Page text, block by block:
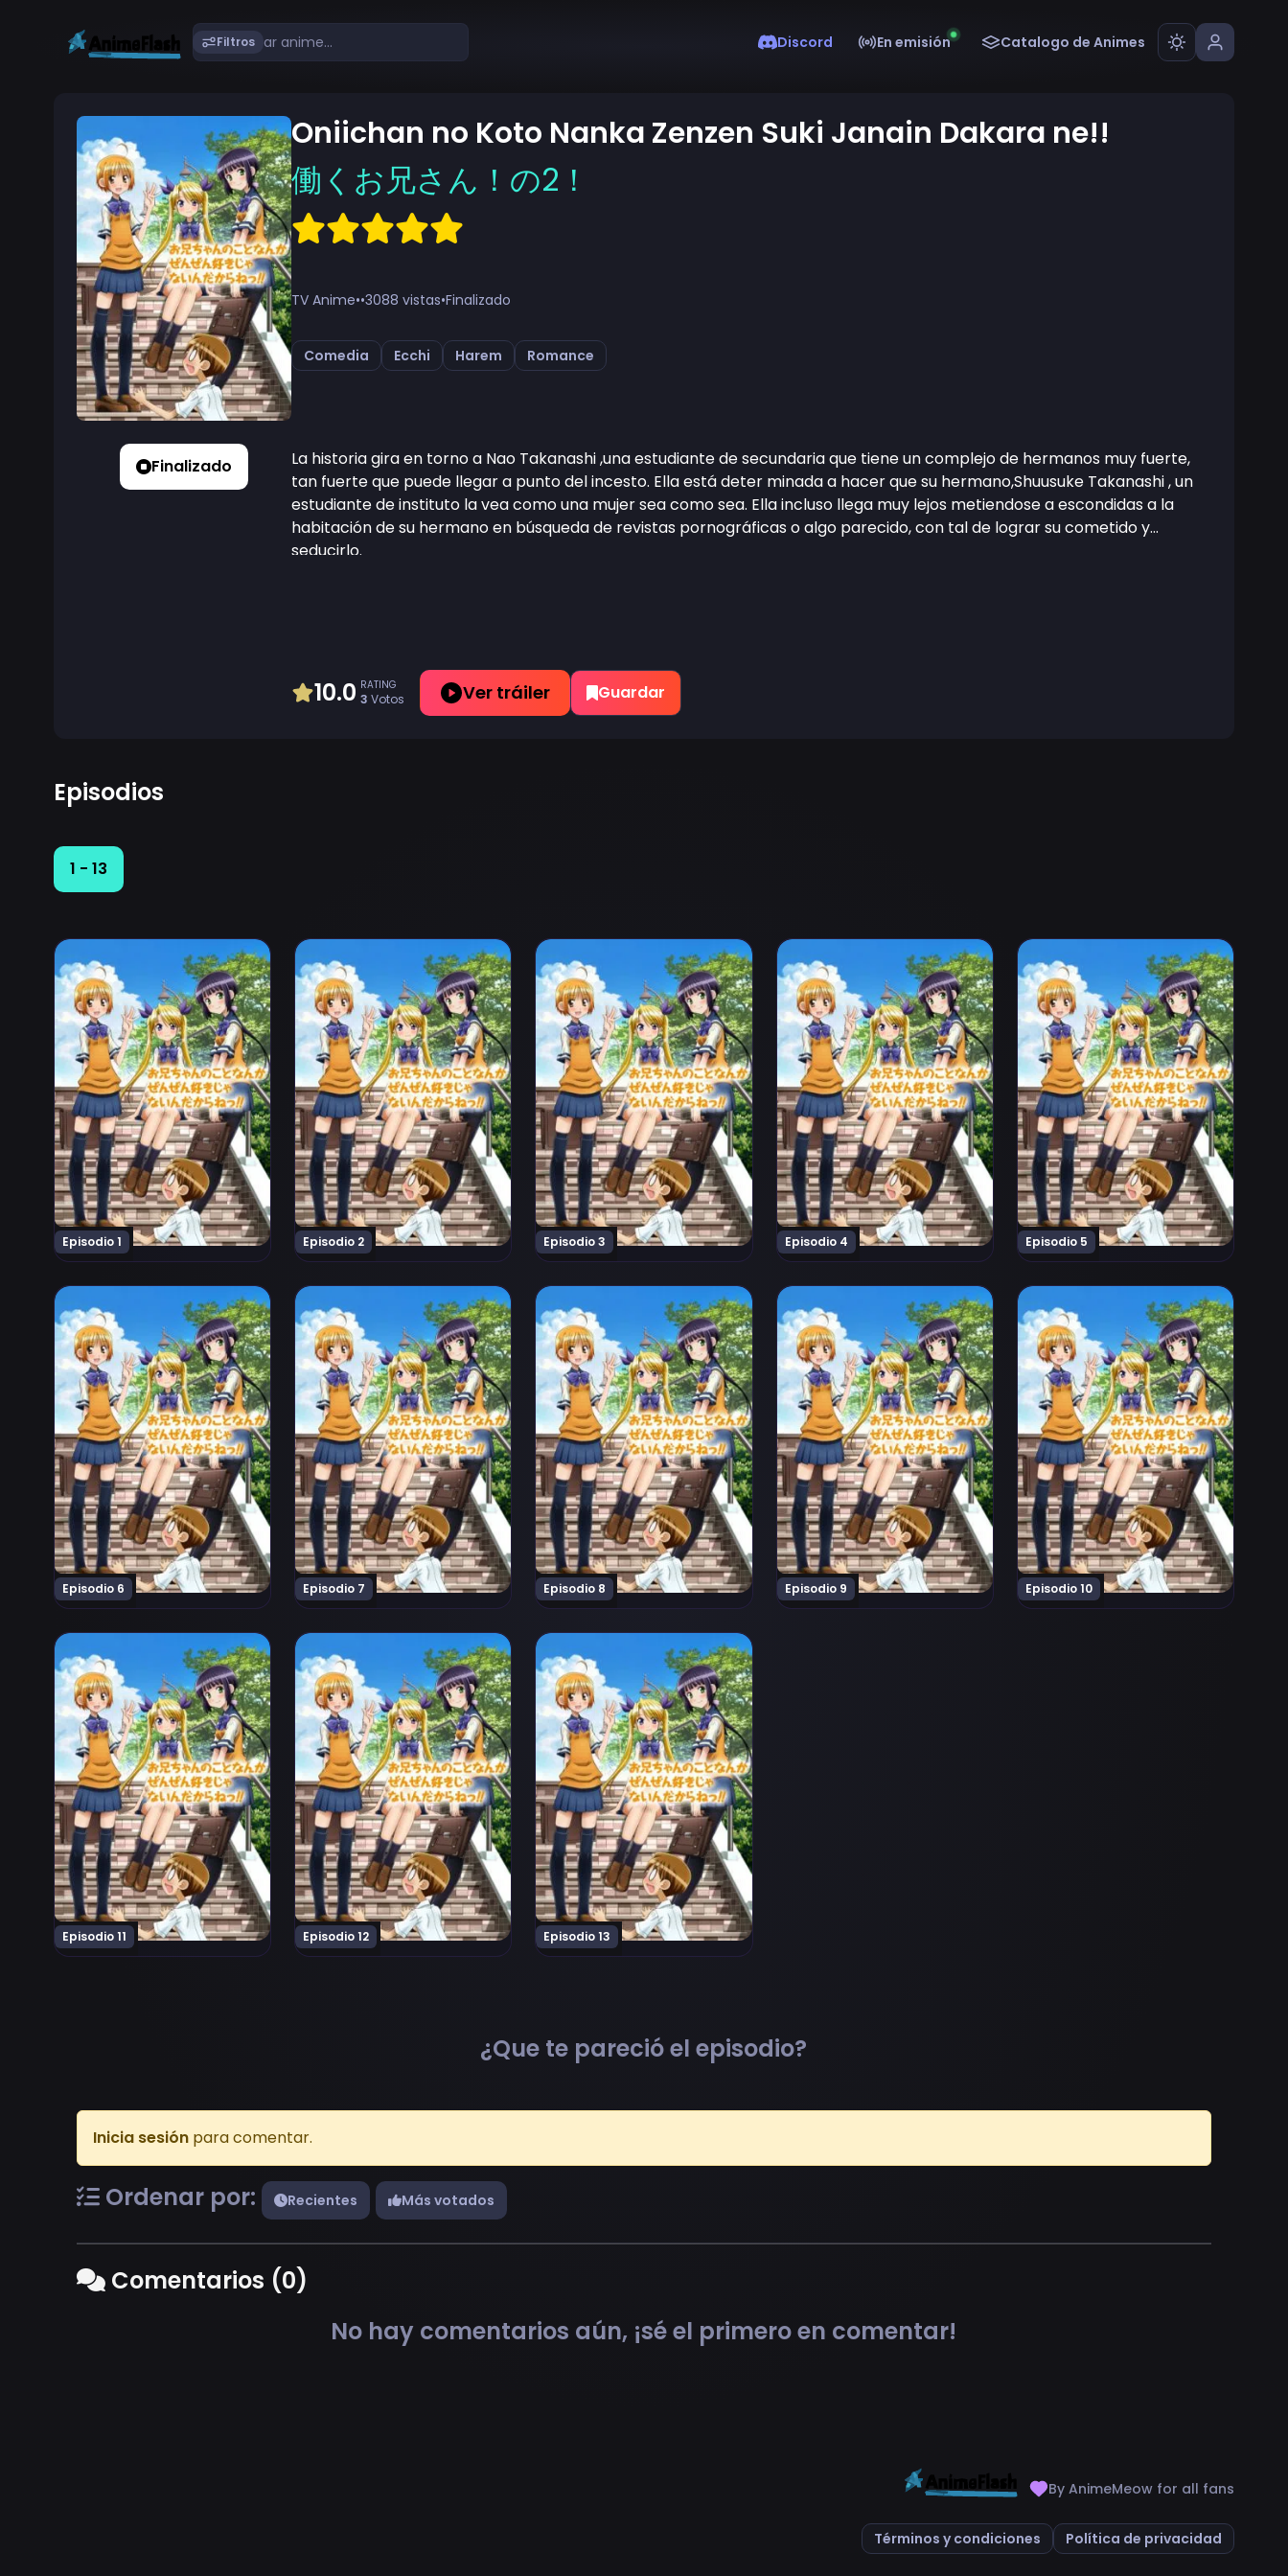
Filtros Discord En emisión Catalogo de Animes
Oniichan no Koto Nanka Zenzen Suki Janain Dakara ne!!
働くお兄さん！の2！
TV Anime••3088 vistas•Finalizado
Comedia Ecchi Harem Romance
La historia gira en torno a Nao Takanashi ,una estudiante de secundaria que tiene un complejo de hermanos muy fuerte,
tan fuerte que puede llegar a punto del incesto. Ella está deter minada a hacer que su hermano,Shuusuke Takanashi , un
estudiante de instituto la vea como una mujer sea como sea. Ella incluso llega muy lejos metiendose a escondidas a la
habitación de su hermano en búsqueda de revistas pornográficas o algo parecido, con tal de lograr su cometido y
seducirlo.
10.0 RATING
3 Votos Ver tráiler Guardar
Finalizado
Episodios
1 - 13
Episodio 1
Ver Oniichan no Koto Nanka Zenzen Suki Janain Dakara ne!! Episodio 1
Episodio 2
Ver Oniichan no Koto Nanka Zenzen Suki Janain Dakara ne!! Episodio 2
Episodio 3
Ver Oniichan no Koto Nanka Zenzen Suki Janain Dakara ne!! Episodio 3
Episodio 4
Ver Oniichan no Koto Nanka Zenzen Suki Janain Dakara ne!!
Episodio 5
Ver Oniichan no Koto Nanka
Episodio 6
Ver Oniichan no Koto Nanka Zenzen Suki Janain Dakara ne!! Episodio 6
Episodio 7
Ver Oniichan no Koto Nanka Zenzen Suki Janain Dakara ne!! Episodio 7
Episodio 8
Ver Oniichan no Koto Nanka Zenzen Suki Janain Dakara ne!! Episodio 8
Episodio 9
Ver Oniichan no Koto Nanka Zenzen Suki Janain Dakara ne!!
Episodio 10
Ver Oniichan no Koto Nanka
Episodio 11
Ver Oniichan no Koto Nanka Zenzen Suki Janain Dakara ne!! Episodio 11
Episodio 12
Ver Oniichan no Koto Nanka Zenzen Suki Janain Dakara ne!! Episodio 12
Episodio 13
Ver Oniichan no Koto Nanka Zenzen Suki Janain Dakara ne!! Episodio 13
¿Que te pareció el episodio?
Inicia sesión para comentar.
Ordenar por: Recientes Más votados
Comentarios (0)
No hay comentarios aún, ¡sé el primero en comentar!
By AnimeMeow for all fans
Términos y condiciones Política de privacidad